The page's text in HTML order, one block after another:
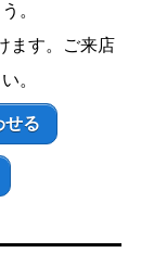
。
ます。ご来店
。
せる